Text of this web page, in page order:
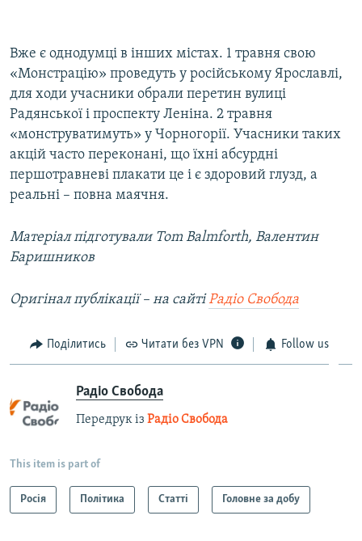
Вже є однодумці в інших містах. 1 травня свою
«Монстрацію» проведуть у російському Ярославлі,
для ходи учасники обрали перетин вулиці
Радянської і проспекту Леніна. 2 травня
«монструватимуть» у Чорногорії. Учасники таких
акцій часто переконані, що їхні абсурдні
першотравневі плакати це і є здоровий глузд, а
реальні – повна маячня.
Матеріал підготували Tom Balmforth, Валентин
Баришников
Оригінал публікації – на сайтіРадіо Свобода
Поділитись Читати без VPN Follow us
Радіо Свобода
Передрук із Радіо Свобода
This item is part of
Росія Політика Статті Головне за добу